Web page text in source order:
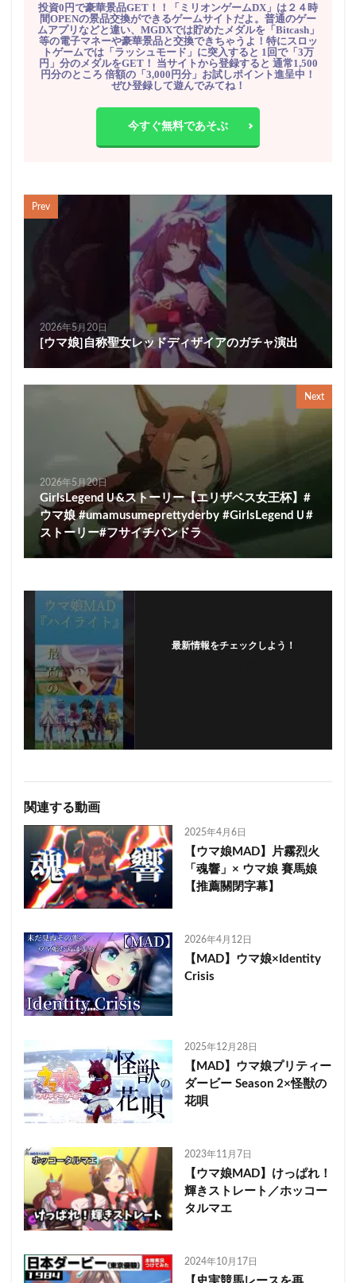
投資0円で豪華景品GET！！「ミリオンゲームDX」は２４時
間OPENの景品交換ができるゲームサイトだよ。普通のゲー
ムアプリなどと違い、MGDXでは貯めたメダルを「Bitcash」
等の電子マネーや豪華景品と交換できちゃうよ！特にスロッ
トゲームでは「ラッシュモード」に突入すると 1回で「3万
円」分のメダルをGET！ 当サイトから登録すると 通常1,500
円分のところ 倍額の「3,000円分」お試しポイント進呈中！
ぜひ登録して遊んでみてね！
今すぐ無料であそぶ
Prev
2026年5月20日
[ウマ娘]自称聖女レッドディザイアのガチャ演出
Next
2026年5月20日
GirlsLegendＵ&ストーリー【エリザベス女王杯】#
ウマ娘 #umamusumeprettyderby #GirlsLegendＵ#
ストーリー#フサイチパンドラ
最新情報をチェックしよう！
関連する動画
2025年4月6日
【ウマ娘MAD】片霧烈火
「魂響」× ウマ娘 賽馬娘
【推薦關閉字幕】
2026年4月12日
【MAD】ウマ娘×Identity
Crisis
2025年12月28日
【MAD】ウマ娘プリティー
ダービー Season 2×怪獣の
花唄
2023年11月7日
【ウマ娘MAD】けっぱれ！
輝きストレート／ホッコー
タルマエ
2024年10月17日